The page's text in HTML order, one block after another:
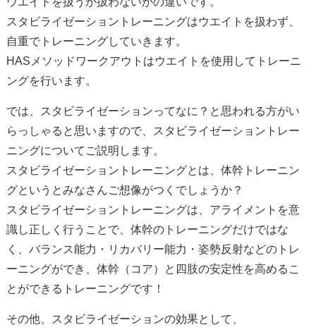
スタビライゼーショントレーニングはウエイトを扱わず、
自重でトレーニングしていきます。
HASメソッドワークアウトはウエイトを使用してトレーニ
ングを行います。
では、スタビライゼーションってなに？と思われる方がい
らっしゃると思いますので、スタビライゼーショントレー
ニングについてご説明します。
スタビライゼーショントレーニングとは、体幹トレーニン
グというとみなさんご想像がつくでしょうか？
スタビライゼーショントレーニングは、アライメントを意
識し正しく行うことで、体幹のトレーニングだけではな
く、バランス能力・リカバリー能力・姿勢反射などのトレ
ーニングができ、体幹（コア）と四肢の安定性を高めるこ
とができるトレーニングです！
その他、スタビライゼーションの効果として、